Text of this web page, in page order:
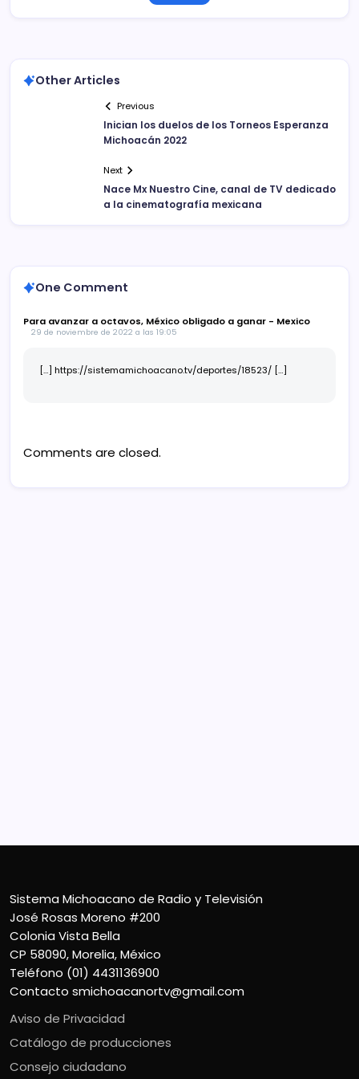
Other Articles
Previous
Inician los duelos de los Torneos Esperanza
Michoacán 2022
Next
Nace Mx Nuestro Cine, canal de TV dedicado
a la cinematografía mexicana
One Comment
Para avanzar a octavos, México obligado a ganar - Mexico
29 de noviembre de 2022 a las 19:05
[…] https://sistemamichoacano.tv/deportes/18523/ […]
Comments are closed.
Sistema Michoacano de Radio y Televisión
José Rosas Moreno #200
Colonia Vista Bella
CP 58090, Morelia, México
Teléfono (01) 4431136900
Contacto smichoacanortv@gmail.com
Aviso de Privacidad
Catálogo de producciones
Consejo ciudadano